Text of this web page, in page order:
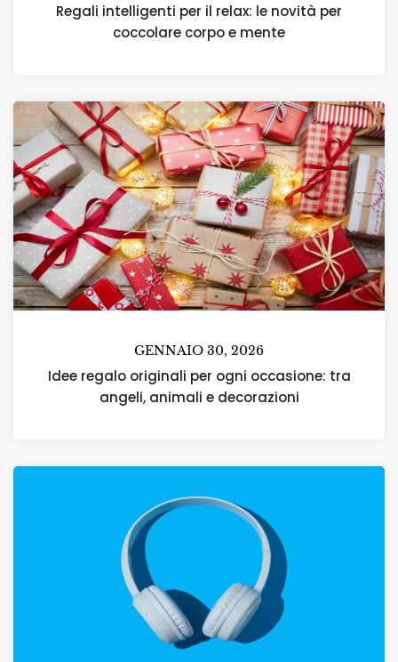
Regali intelligenti per il relax: le novità per
coccolare corpo e mente
GENNAIO 30, 2026
Idee regalo originali per ogni occasione: tra
angeli, animali e decorazioni